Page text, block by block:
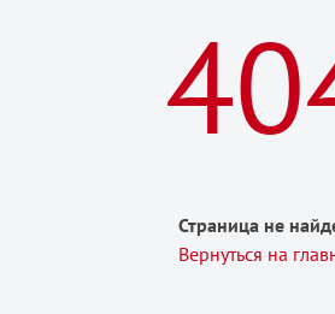
Страница не
Вернуться на